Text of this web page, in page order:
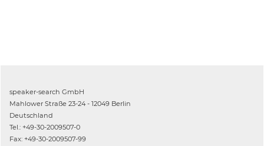
speaker-search GmbH
Mahlower Straße 23-24 - 12049 Berlin
Deutschland
Tel.: +49-30-2009507-0
Fax: +49-30-2009507-99